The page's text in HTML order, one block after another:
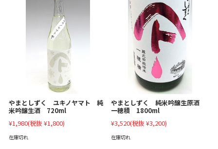
やまとしずく ユキノヤマト 純
米吟醸生酒 720ml
¥1,980(税抜 ¥1,800)
在庫切れ
やまとしずく 純米吟醸生原酒
一穂積 1800ml
¥3,520(税抜 ¥3,200)
在庫切れ